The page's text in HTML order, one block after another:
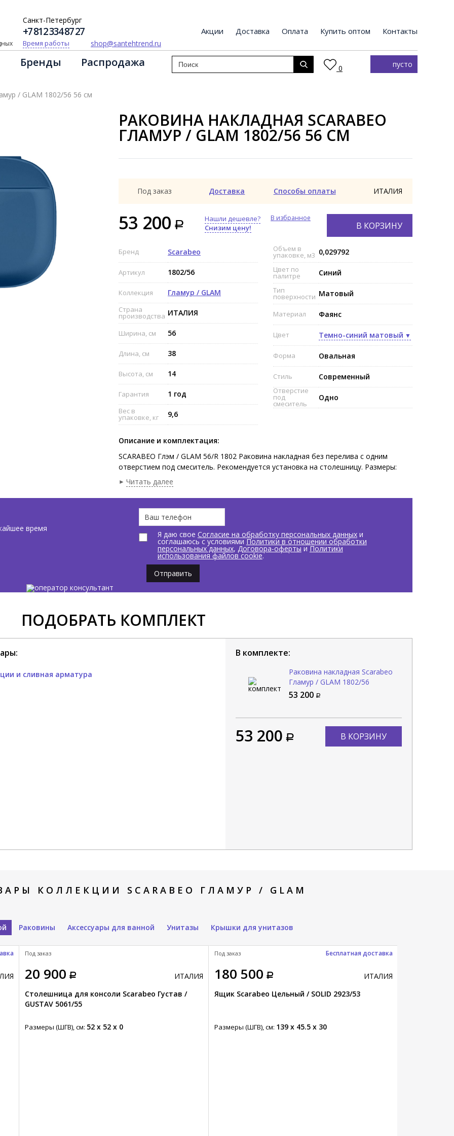
Санкт-Петербург
+7 812 334 87 27
Время работы shop@santehtrend.ru
Акции Доставка Оплата Купить оптом Контакты
Бренды Распродажа 0 пусто
/ GLAM 1802/56 56 см
РАКОВИНА НАКЛАДНАЯ SCARABEO
ГЛАМУР / GLAM 1802/56 56 СМ
Под заказ Доставка Способы оплаты ИТАЛИЯ
53 200
Нашли дешевле?
Снизим цену!
В избранное
В КОРЗИНУ
Бренд Scarabeo
Артикул 1802/56
Коллекция Гламур / GLAM
Страна
производства ИТАЛИЯ
Ширина, см 56
Длина, см 38
Высота, см 14
Гарантия 1 год
Вес в
упаковке, кг 9,6
Объем в
упаковке, м3 0,029792
Цвет по
палитре Синий
Тип
поверхности Матовый
Материал Фаянс
Цвет Темно-синий матовый
Форма Овальная
Стиль Современный
Отверстие
под
смеситель
Одно
Описание и комплектация:
SCARABEO Глэм / GLAM 56/R 1802 Раковина накладная без перелива с одним
отверстием под смеситель. Рекомендуется установка на столешницу. Размеры:
56x38x14h см. Цвет Ocean. Представленная модель раковины существует в
различных цветовых решениях.
Читать далее
время
Я даю свое Согласие на обработку персональных данныхи
соглашаюсь с условиями Политики в отношении обработки
персональных данных, Договора-оферты и Политики
использования файлов cookie.
Отправить
ПОДОБРАТЬ КОМПЛЕКТ
и сливная арматура
В комплекте:
Раковина накладная Scarabeo
Гламур / GLAM 1802/56
53 200
53 200 В КОРЗИНУ
КОЛЛЕКЦИИ SCARABEO ГЛАМУР / GLAM
Раковины Аксессуары для ванной Унитазы Крышки для унитазов
20 900
ИТАЛИЯ
Столешница для консоли Scarabeo Густав /
GUSTAV 5061/55
Размеры (ШГВ), см: 52 x 52 x 0
Под заказ
180 500
ИТАЛИЯ
Ящик Scarabeo Цельный / SOLID 2923/53
Размеры (ШГВ), см: 139 x 45.5 x 30
Под заказ Бесплатная доставка